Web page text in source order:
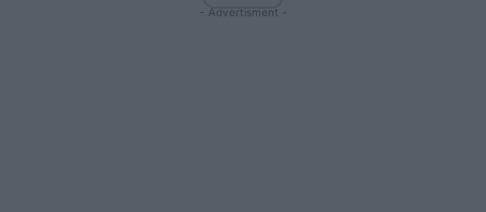
- Advertisment -